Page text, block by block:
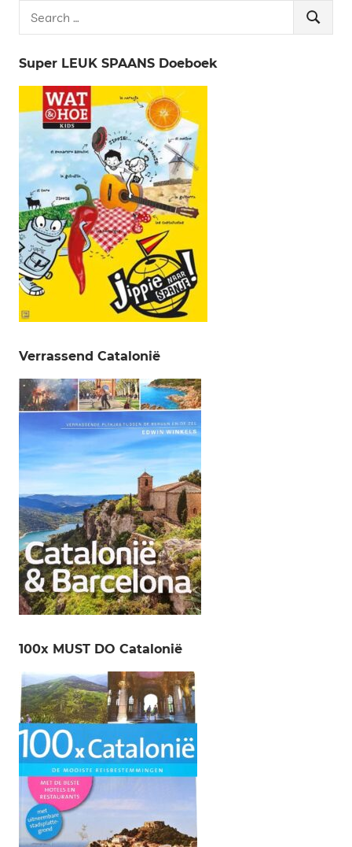
Search
Super LEUK SPAANS Doeboek
Verrassend Catalonië
100x MUST DO Catalonië